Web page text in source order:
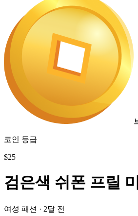
코인 등급
$25
검은색 쉬폰 프릴
여성 패션 · 2달 전